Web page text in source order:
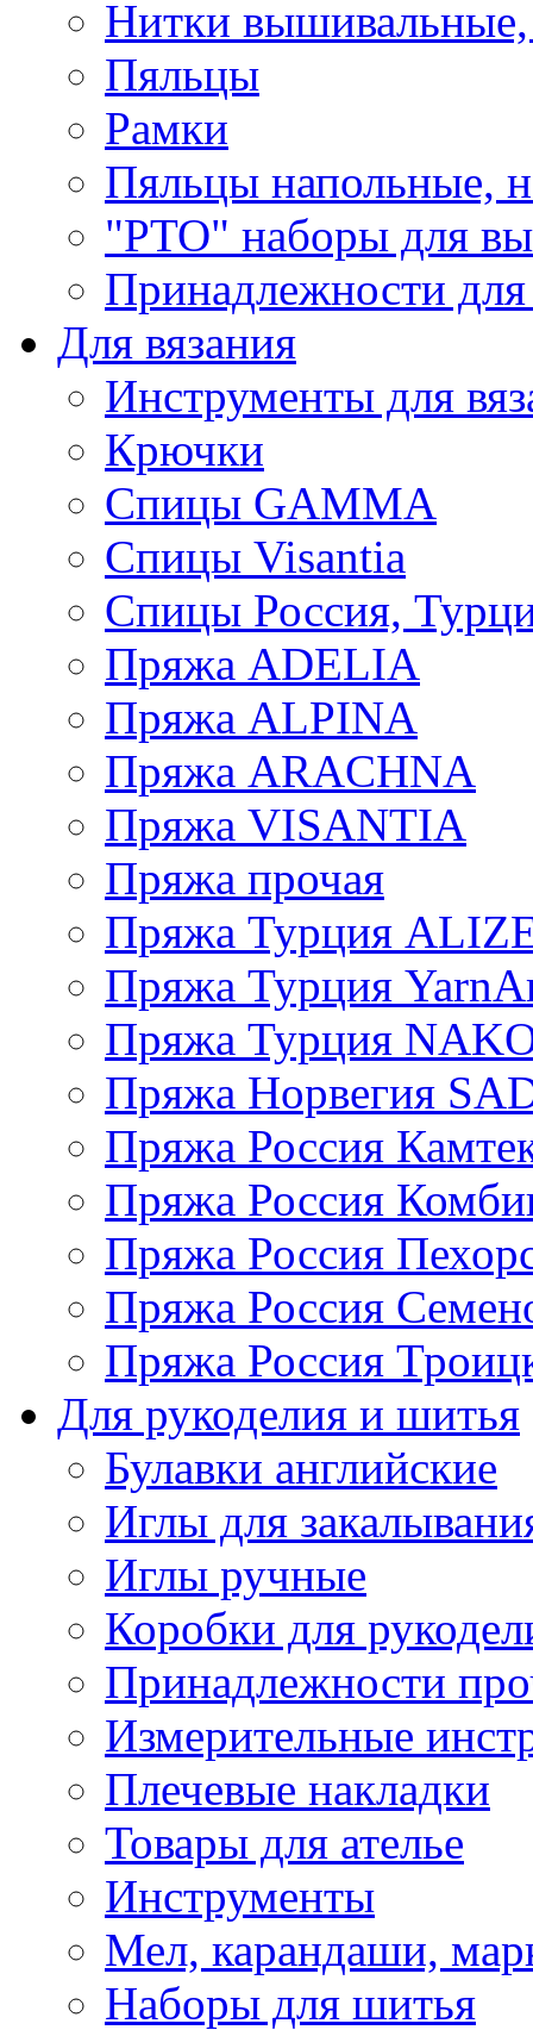
Нитки
Пяльцы
Рамки
Пяльцы напольные,
"РТО" наборы для
Принадлежности
Для вязания
Инструменты для
Крючки
Спицы GAMMA
Спицы Visantia
Спицы Россия,
Пряжа ADELIA
Пряжа ALPINA
Пряжа ARACHNA
Пряжа VISANTIA
Пряжа прочая
Пряжа Турция
Пряжа Турция
Пряжа Турция
Пряжа Норвегия
Пряжа Россия
Пряжа Россия
Пряжа Россия
Пряжа Россия
Пряжа Россия
Для рукоделия и шитья
Булавки английские
Иглы для
Иглы ручные
Коробки для
Принадлежности
Измерительные
Плечевые накладки
Товары для ателье
Инструменты
Мел, карандаши,
Наборы для шитья